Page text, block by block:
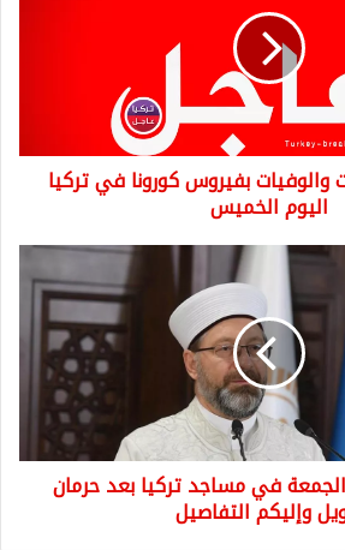
والوفيات بفيروس كورونا في تركيا
اليوم الخميس
في مساجد تركيا بعد حرمان
وإليكم التفاصيل